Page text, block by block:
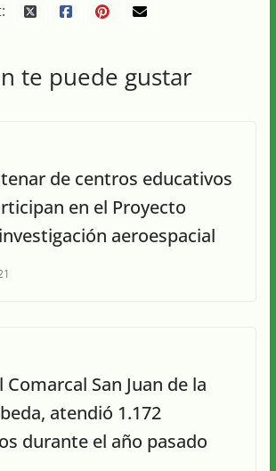
te puede gustar
de centros educativos
en el Proyecto
aeroespacial
Comarcal San Juan de la
atendió 1.172
durante el año pasado